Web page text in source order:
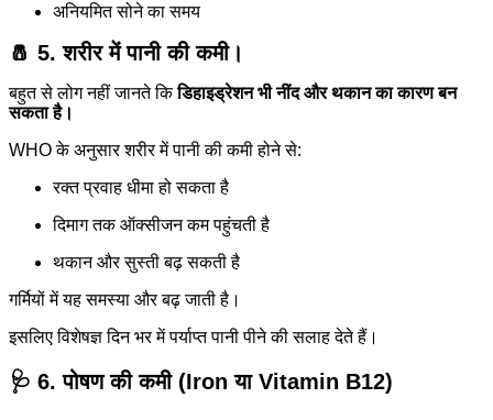
अनियमित सोने का समय
🧂 5. शरीर में पानी की कमी।
बहुत से लोग नहीं जानते किडिहाइड्रेशन भी नींद और थकान का कारण बन
सकता है।
WHO के अनुसार शरीर में पानी की कमी होने से:
रक्त प्रवाह धीमा हो सकता है
दिमाग तक ऑक्सीजन कम पहुंचती है
थकान और सुस्ती बढ़ सकती है
गर्मियों में यह समस्या और बढ़ जाती है।
इसलिए विशेषज्ञ दिन भर में पर्याप्त पानी पीने की सलाह देते हैं।
🩺 6. पोषण की कमी (Iron या Vitamin B12)